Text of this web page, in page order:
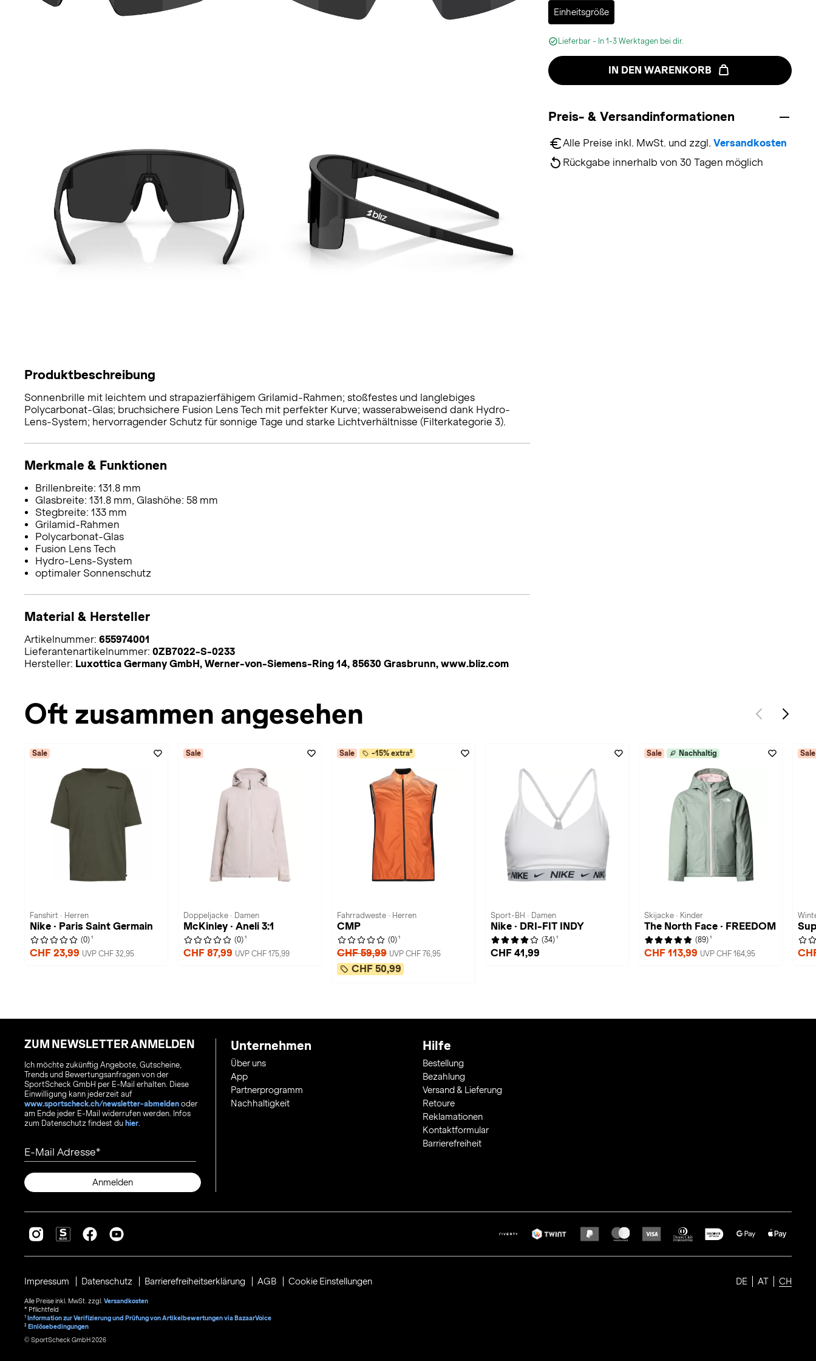
Einheitsgröße
Selected
Lieferbar - In 1-3 Werktagen bei dir.
IN DEN WARENKORB
Preis- & Versandinformationen
Alle Preise inkl. MwSt. und zzgl. Versandkosten
Rückgabe innerhalb von 30 Tagen möglich
Produktbeschreibung
Sonnenbrille mit leichtem und strapazierfähigem Grilamid-Rahmen; stoßfestes und langlebiges
Polycarbonat-Glas; bruchsichere Fusion Lens Tech mit perfekter Kurve; wasserabweisend dank Hydro-
Lens-System; hervorragender Schutz für sonnige Tage und starke Lichtverhältnisse (Filterkategorie 3).
Merkmale & Funktionen
Brillenbreite: 131.8 mm
Glasbreite: 131.8 mm, Glashöhe: 58 mm
Stegbreite: 133 mm
Grilamid-Rahmen
Polycarbonat-Glas
Fusion Lens Tech
Hydro-Lens-System
optimaler Sonnenschutz
Material & Hersteller
Artikelnummer: 655974001
Lieferantenartikelnummer: 0ZB7022-S-0233
Hersteller: Luxottica Germany GmbH, Werner-von-Siemens-Ring 14, 85630 Grasbrunn, www.bliz.com
Oft zusammen angesehen
Sale
Fanshirt · Herren
Nike · Paris Saint Germain
(0) 1
CHF 23,99 UVP CHF 32,95
Sale
Doppeljacke · Damen
McKinley · Aneli 3:1
(0) 1
CHF 87,99 UVP CHF 175,99
Sale -15% extra²
Fahrradweste · Herren
CMP
(0) 1
CHF 59,99 UVP CHF 76,95
CHF 50,99
Sport-BH · Damen
Nike · DRI-FIT INDY
(34) 1
CHF 41,99
Sale Nachhaltig
Skijacke · Kinder
The North Face · FREEDOM
(89) 1
CHF 113,99 UVP CHF 164,95
Sale
ZUM NEWSLETTER ANMELDEN
Ich möchte zukünftig Angebote, Gutscheine,
Trends und Bewertungsanfragen von der
SportScheck GmbH per E-Mail erhalten. Diese
Einwilligung kann jederzeit auf
www.sportscheck.ch/newsletter-abmelden oder
am Ende jeder E-Mail widerrufen werden. Infos
zum Datenschutz findest du hier
E-Mail Adresse
Anmelden
Unternehmen
Über uns
App
Partnerprogramm
Nachhaltigkeit
Hilfe
Bestellung
Bezahlung
Versand & Lieferung
Retoure
Reklamationen
Kontaktformular
Barrierefreiheit
DE AT CH
Impressum Datenschutz Barrierefreiheitserklärung AGB Cookie Einstellungen
Alle Preise inkl. MwSt. zzgl. Versandkosten
* Pflichtfeld
1 Information zur Verifizierung und Prüfung von Artikelbewertungen via BazaarVoice
² Einlösebedingungen
© SportScheck GmbH 2026